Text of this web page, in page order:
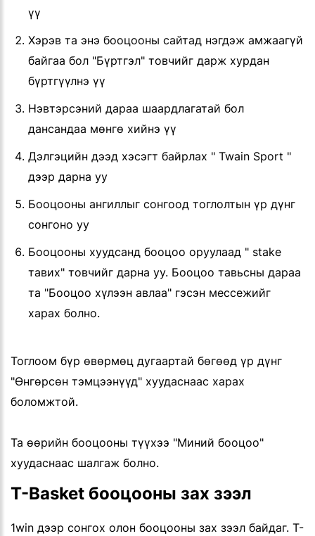
үү
Хэрэв та энэ бооцооны сайтад нэгдэж амжаагүй
байгаа бол "Бүртгэл" товчийг дарж хурдан
бүртгүүлнэ үү
Нэвтэрсэний дараа шаардлагатай бол
дансандаа мөнгө хийнэ үү
Дэлгэцийн дээд хэсэгт байрлах " Twain Sport "
дээр дарна уу
Бооцооны ангиллыг сонгоод тоглолтын үр дүнг
сонгоно уу
Бооцооны хуудсанд бооцоо оруулаад " stake
тавих" товчийг дарна уу. Бооцоо тавьсны дараа
та "Бооцоо хүлээн авлаа" гэсэн мессежийг
харах болно.
Тоглоом бүр өвөрмөц дугаартай бөгөөд үр дүнг
"Өнгөрсөн тэмцээнүүд" хуудаснаас харах
боломжтой.
Та өөрийн бооцооны түүхээ "Миний бооцоо"
хуудаснаас шалгаж болно.
T-Basket бооцооны зах зээл
1win дээр сонгох олон бооцооны зах зээл байдаг. T-